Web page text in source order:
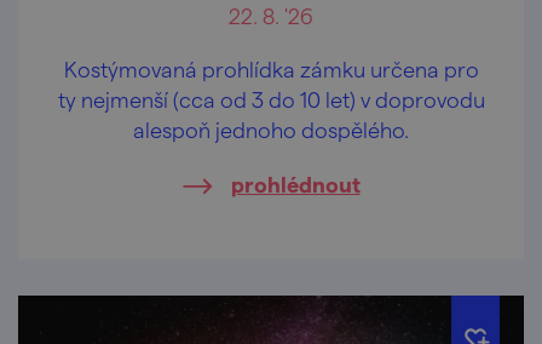
22. 8. '26
Kostýmovaná prohlídka zámku určena pro
ty nejmenší (cca od 3 do 10 let) v doprovodu
alespoň jednoho dospělého.
prohlédnout